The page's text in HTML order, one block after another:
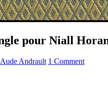
pour Niall
Aude Andrault 1 Comment